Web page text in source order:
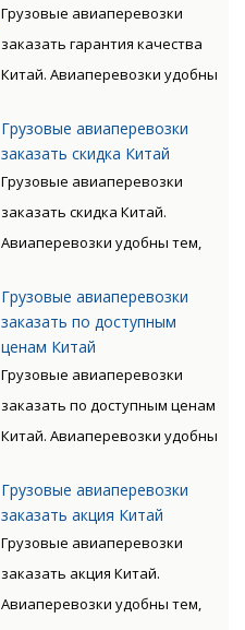
дороже, чем доставка морем
окупается преимуществами
авиаперевозок.
Грузовые авиаперевозки
заказать гарантия качества
Китай. Авиаперевозки удобны
время клиента. Грузы
доставляются быстро, без
излишних остановок. Цену
такого вида перевозки
дороже, чем доставка морем
либо машиной. Но стоимость
окупается преимуществами
авиаперевозок.
Грузовые авиаперевозки
заказать скидка Китай
Грузовые авиаперевозки
заказать скидка Китай.
Авиаперевозки удобны тем,
время клиента. Грузы
доставляются быстро, без
дороже, чем доставка морем
окупается преимуществами
авиаперевозок.
Грузовые авиаперевозки
заказать по доступным
ценам Китай
Грузовые авиаперевозки
заказать по доступным ценам
Китай. Авиаперевозки удобны
время клиента. Грузы
доставляются быстро, без
излишних остановок. Цену
такого вида перевозки
дороже, чем доставка морем
Грузовые авиаперевозки
заказать акция Китай
Грузовые авиаперевозки
заказать акция Китай.
Авиаперевозки удобны тем,